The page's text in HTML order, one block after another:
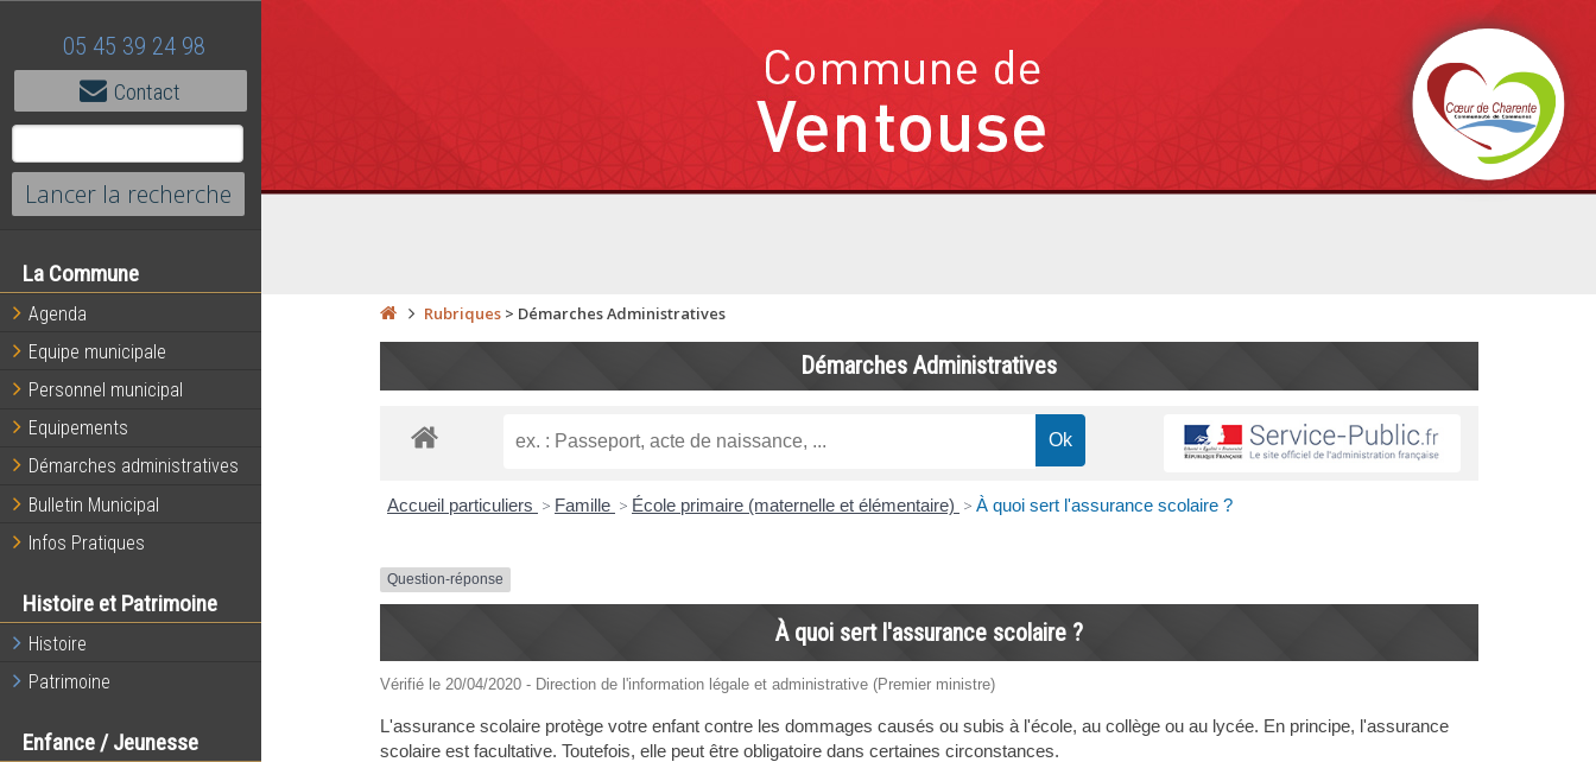
05 45 39 24 98
Contact
La Commune
Agenda
Equipe municipale
Personnel municipal
Equipements
Démarches administratives
Bulletin Municipal
Infos Pratiques
Histoire et Patrimoine
Histoire
Patrimoine
Enfance / Jeunesse
Rubriques> Démarches Administratives
Démarches Administratives
Accueil particuliers > Famille > École primaire (maternelle et élémentaire) > À quoi sert l'assurance scolaire ?
Question-réponse
À quoi sert l'assurance scolaire ?
Vérifié le 20/04/2020 - Direction de l'information légale et administrative (Premier ministre)
L'assurance scolaire protège votre enfant contre les dommages causés ou subis à l'école, au collège ou au lycée. En principe, l'assurance
scolaire est facultative. Toutefois, elle peut être obligatoire dans certaines circonstances.